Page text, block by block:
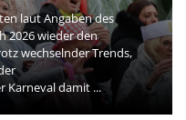
laut Angaben des
2026 wieder den
wechselnder Trends,
Karneval damit ...